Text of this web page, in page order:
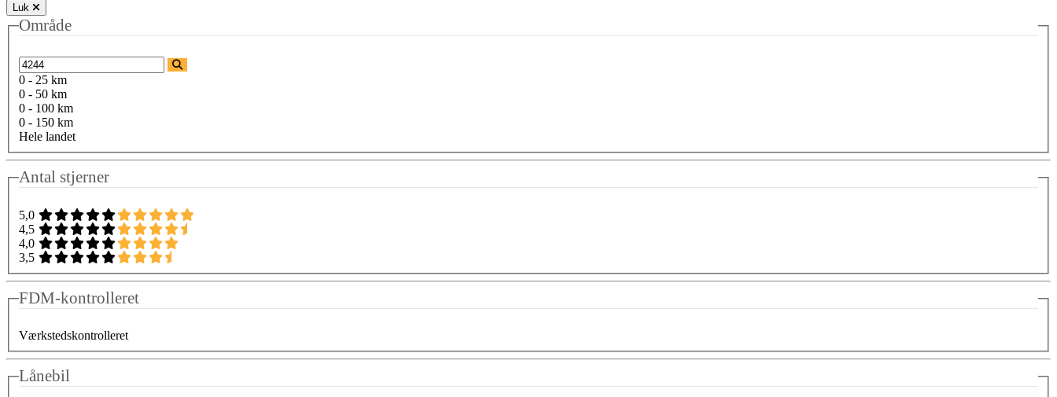
Luk
Område
0 - 25 km
0 - 50 km
0 - 100 km
0 - 150 km
Hele landet
Antal stjerner
5,0
4,5
4,0
3,5
FDM-kontrolleret
Værkstedskontrolleret
Lånebil